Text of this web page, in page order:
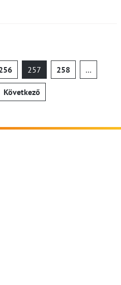
257 258 …
Következő